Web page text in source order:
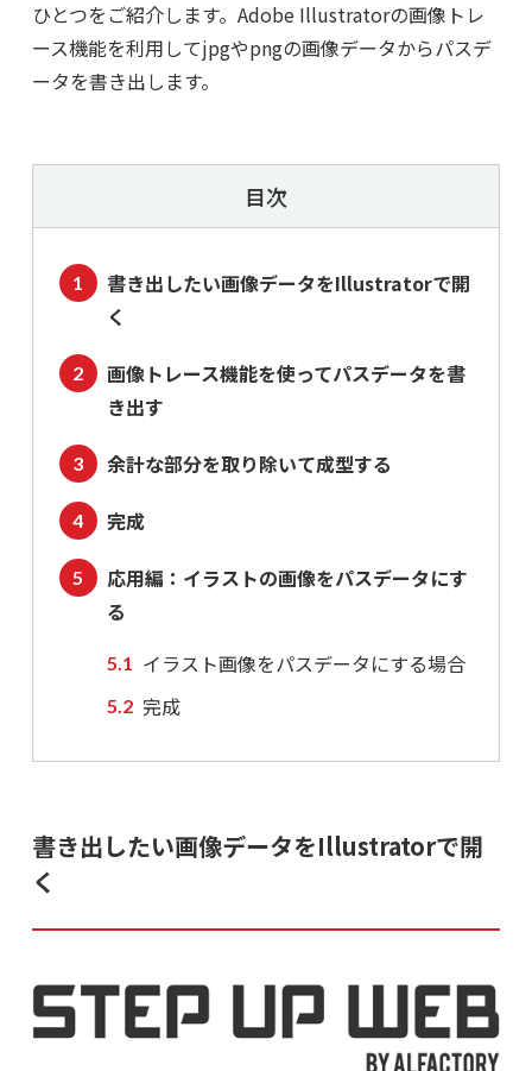
ひとつをご紹介します。Adobe Illustratorの画像トレ
ース機能を利用してjpgやpngの画像データからパスデ
ータを書き出します。
目次
書き出したい画像データをIllustratorで開
く
画像トレース機能を使ってパスデータを書
き出す
余計な部分を取り除いて成型する
完成
応用編：イラストの画像をパスデータにす
る
イラスト画像をパスデータにする場合
完成
書き出したい画像データをIllustratorで開
く